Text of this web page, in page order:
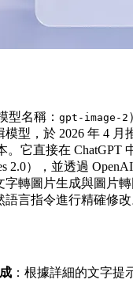
型名稱： gpt-image-2
型，於 2026 年 4 月
。它直接在 ChatGPT
2.0），並透過
字轉圖片生成與圖片
言指令進行精確修改
：根據詳細的文字提